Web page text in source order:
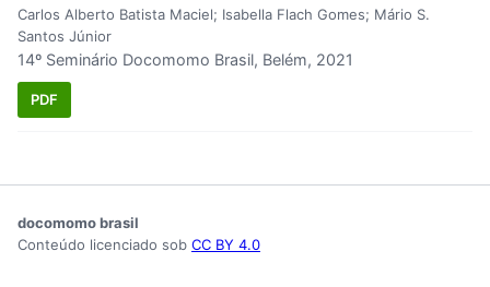
Carlos Alberto Batista Maciel; Isabella Flach Gomes; Mário S.
Santos Júnior
14º Seminário Docomomo Brasil, Belém, 2021
PDF
docomomo brasil
Conteúdo licenciado sob CC BY 4.0